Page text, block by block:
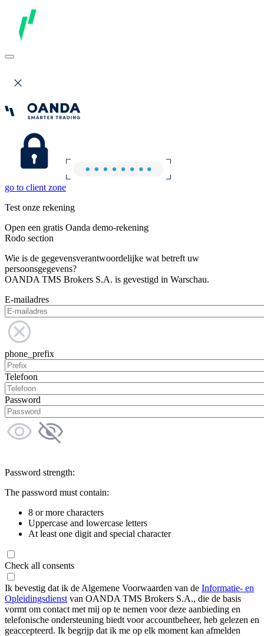
go to client zone
Test onze rekening
Open een gratis Oanda demo-rekening
Rodo section
Wie is de gegevensverantwoordelijke wat betreft uw
persoonsgegevens?
OANDA TMS Brokers S.A. is gevestigd in Warschau.
E-mailadres
phone_prefix
Telefoon
Password
Password strength:
The password must contain:
8 or more characters
Uppercase and lowercase letters
At least one digit and special character
Check all consents
Ik bevestig dat ik de Algemene Voorwaarden van de Informatie- en
Opleidingsdienst van OANDA TMS Brokers S.A., die de basis
vormt om contact met mij op te nemen voor deze aanbieding en
telefonische ondersteuning biedt voor accountbeheer, heb gelezen en
geaccepteerd. Ik begrijp dat ik me op elk moment kan afmelden